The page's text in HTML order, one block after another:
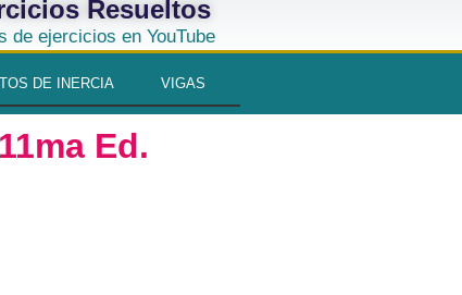
Resueltos
de ejercicios en YouTube
DE INERCIA VIGAS
Ed.